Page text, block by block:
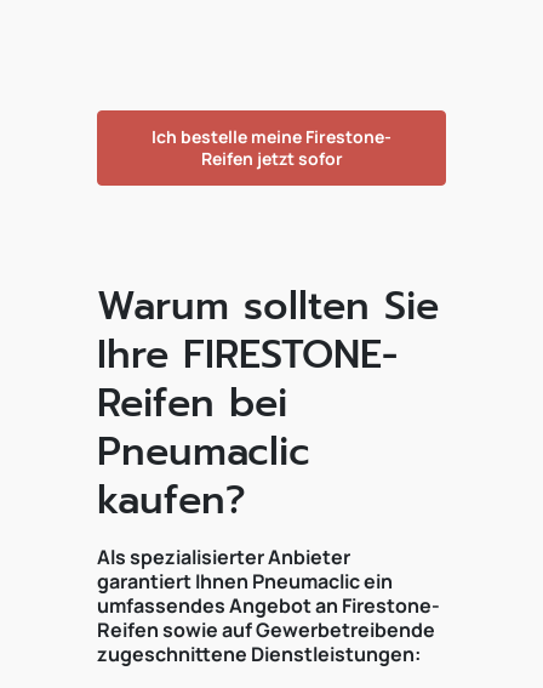
Ich bestelle meine Firestone-
Reifen jetzt sofor
Warum sollten Sie
Ihre FIRESTONE-
Reifen bei
Pneumaclic
kaufen?
Als spezialisierter Anbieter
garantiert Ihnen Pneumaclic ein
umfassendes Angebot an Firestone-
Reifen sowie auf Gewerbetreibende
zugeschnittene Dienstleistungen: